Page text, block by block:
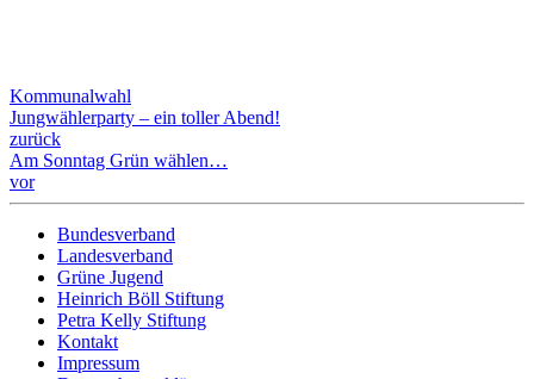
Kommunalwahl
Jungwählerparty – ein toller Abend!
zurück
Am Sonntag Grün wählen…
vor
Bundesverband
Landesverband
Grüne Jugend
Heinrich Böll Stiftung
Petra Kelly Stiftung
Kontakt
Impressum